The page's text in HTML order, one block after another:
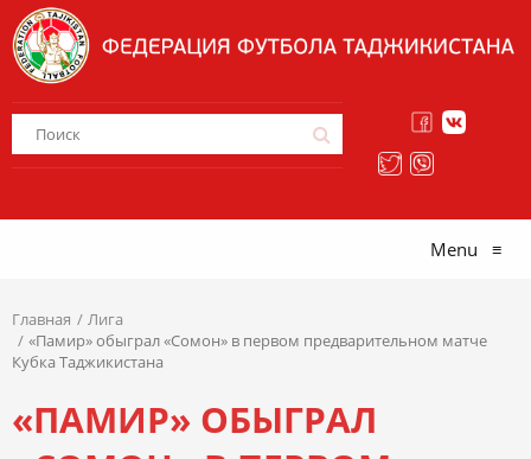
Menu ≡
Главная
Лига
«Памир» обыграл «Сомон» в первом предварительном матче
Кубка Таджикистана
«ПАМИР» ОБЫГРАЛ